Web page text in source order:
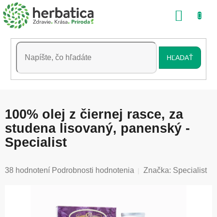
Prejsť
na
obsah
HĽADAŤ
100% olej z čiernej rasce, za
studena lisovaný, panenský -
Specialist
Priemerné
38 hodnotení Podrobnosti hodnotenia Značka: Specialist